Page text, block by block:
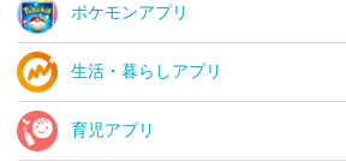
ポケモンアプリ
生活・暮らしアプリ
育児アプリ